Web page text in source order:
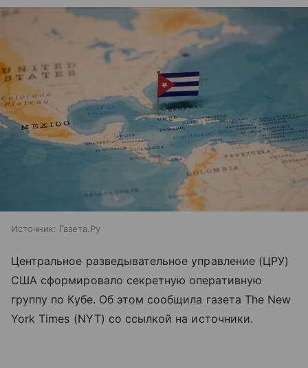
Источник: Газета.Ру
Центральное разведывательное управление (ЦРУ)
США сформировало секретную оперативную
группу по Кубе. Об этом сообщила газета The New
York Times (NYT) со ссылкой на источники.